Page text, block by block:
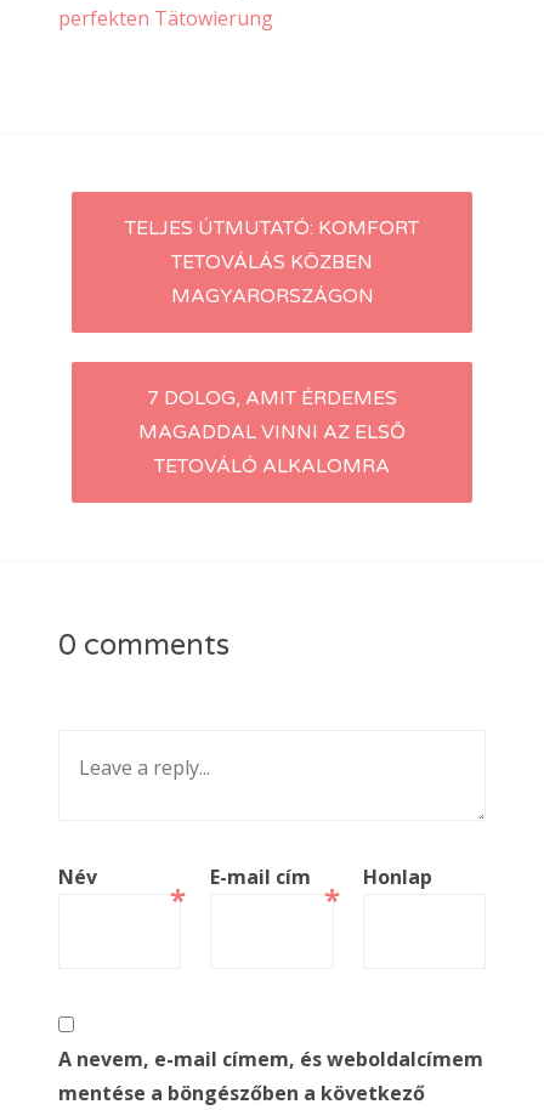
perfekten Tätowierung
navigation
TELJES ÚTMUTATÓ: KOMFORT
TETOVÁLÁS KÖZBEN
MAGYARORSZÁGON
7 DOLOG, AMIT ÉRDEMES
MAGADDAL VINNI AZ ELSŐ
TETOVÁLÓ ALKALOMRA
0 comments
Név
*
E-mail cím
*
Honlap
A nevem, e-mail címem, és weboldalcímem
mentése a böngészőben a következő